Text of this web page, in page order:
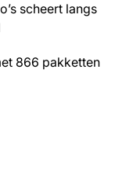
scheert langs
866 pakketten